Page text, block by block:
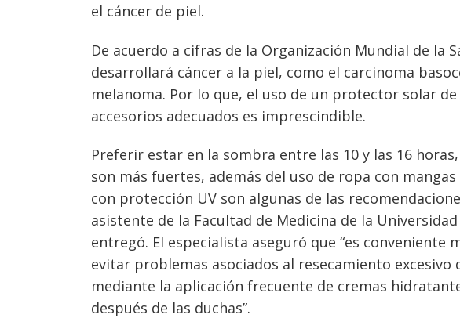
el cáncer de piel.
De acuerdo a cifras de la Organización Mundial de la
desarrollará cáncer a la piel, como el carcinoma
melanoma. Por lo que, el uso de un protector solar
accesorios adecuados es imprescindible.
Preferir estar en la sombra entre las 10 y las 16
son más fuertes, además del uso de ropa con
con protección UV son algunas de las
asistente de la Facultad de Medicina de la
entregó. El especialista aseguró que “es
evitar problemas asociados al resecamiento
mediante la aplicación frecuente de cremas
después de las duchas”.
Navegación